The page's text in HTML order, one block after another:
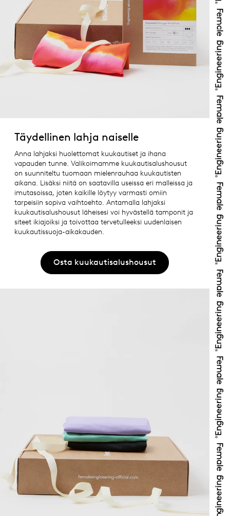
Täydellinen lahja naiselle
Anna lahjaksi huolettomat kuukautiset ja ihana
vapauden tunne. Valikoimamme kuukautisalushousut
on suunniteltu tuomaan mielenrauhaa kuukautisten
aikana. Lisäksi niitä on saatavilla useissa eri malleissa ja
imutasoissa, joten kaikille löytyy varmasti omiin
tarpeisiin sopiva vaihtoehto. Antamalla lahjaksi
kuukautisalushousut läheisesi voi hyvästellä tamponit ja
siteet ikiajoiksi ja toivottaa tervetulleeksi uudenlaisen
kuukautissuoja-aikakauden.
Osta kuukautisalushousut